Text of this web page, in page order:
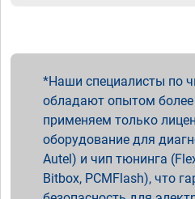
Наши специалисты по
обладают опытом
применяем только
оборудование для
Autel) и чип тюнинга
Bitbox, PCMFlash), что